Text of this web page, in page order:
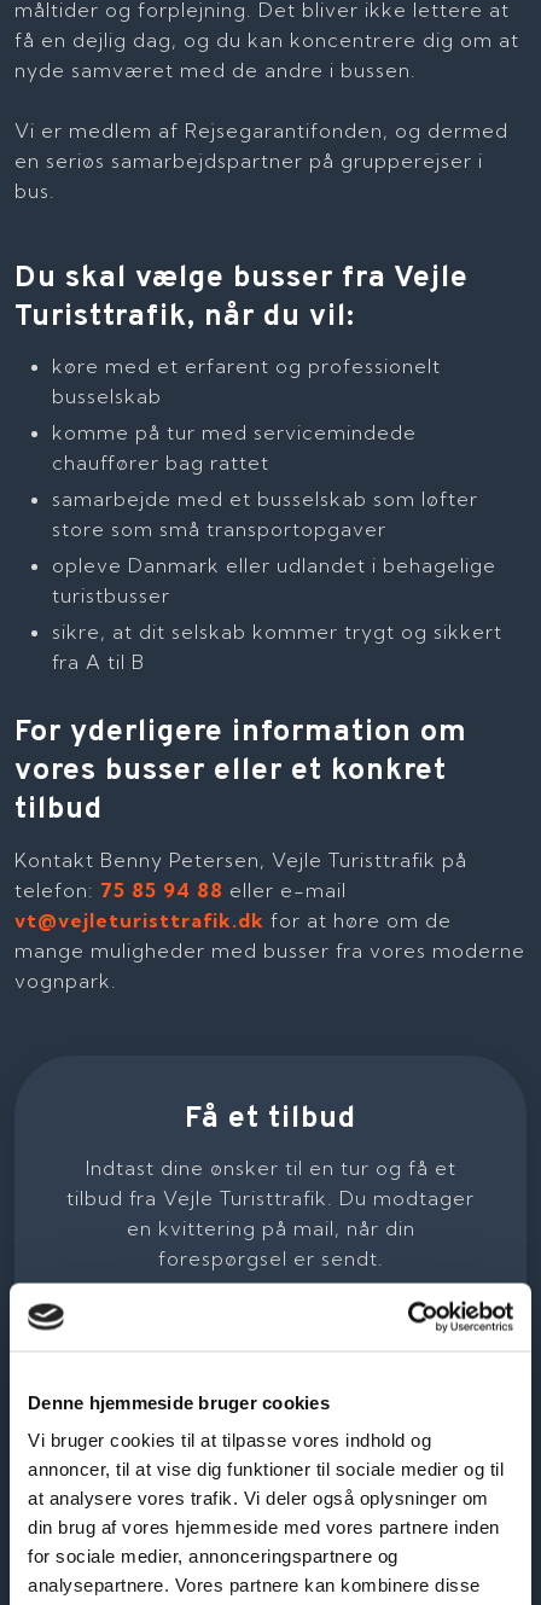
Denne hjemmeside bruger cookies
Vi bruger cookies til at tilpasse vores indhold og
annoncer, til at vise dig funktioner til sociale medier og til
at analysere vores trafik. Vi deler også oplysninger om
din brug af vores hjemmeside med vores partnere inden
for sociale medier, annonceringspartnere og
analysepartnere. Vores partnere kan kombinere disse
måltider og forplejning. Det bliver ikke lettere at
få en dejlig dag, og du kan koncentrere dig om at
nyde samværet med de andre i bussen.
Vi er medlem af Rejsegarantifonden, og dermed
en seriøs samarbejdspartner på grupperejser i
bus.
Du skal vælge busser fra Vejle
Turisttrafik, når du vil:
køre med et erfarent og professionelt
busselskab
komme på tur med servicemindede
chauffører bag rattet
samarbejde med et busselskab som løfter
store som små transportopgaver
opleve Danmark eller udlandet i behagelige
turistbusser
sikre, at dit selskab kommer trygt og sikkert
fra A til B
For yderligere information om
vores busser eller et konkret
tilbud
Kontakt Benny Petersen, Vejle Turisttrafik på
telefon: 75 85 94 88 eller e-mail
vt@vejleturisttrafik.dk for at høre om de
mange muligheder med busser fra vores moderne
vognpark.​
Få et tilbud
Indtast dine ønsker til en tur og få et
tilbud fra Vejle Turisttrafik. Du modtager
en kvittering på mail, når din
forespørgsel er sendt.​